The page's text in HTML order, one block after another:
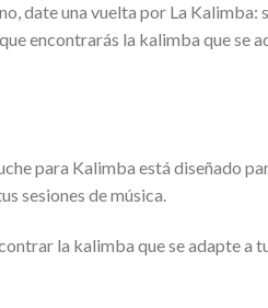
date una vuelta por La Kalimba:
encontrarás la kalimba que se
para Kalimba está diseñado
sesiones de música.
la kalimba que se adapte a